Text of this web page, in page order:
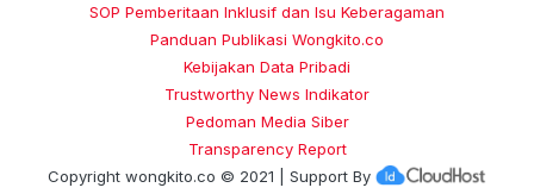
SOP Pemberitaan Inklusif dan Isu Keberagaman
Panduan Publikasi Wongkito.co
Kebijakan Data Pribadi
Trustworthy News Indikator
Pedoman Media Siber
Transparency Report
Copyright wongkito.co © 2021 | Support By